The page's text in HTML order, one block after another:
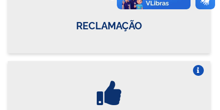
RECLAMAÇÃO